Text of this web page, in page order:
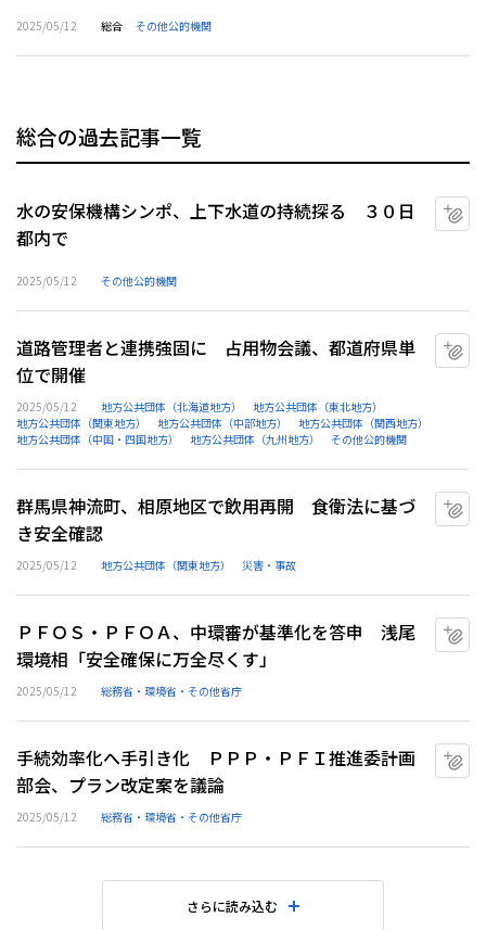
2025/05/12 総合 その他公的機関
総合の過去記事一覧
水の安保機構シンポ、上下水道の持続探る ３０日
都内で
2025/05/12 その他公的機関
道路管理者と連携強固に 占用物会議、都道府県単
位で開催
2025/05/12 地方公共団体（北海道地方）
地方公共団体（東北地方）
地方公共団体（関東地方）
地方公共団体（中部地方）
地方公共団体（関西地方）
地方公共団体（中国・四国地方）
地方公共団体（九州地方） その他公的機関
群馬県神流町、相原地区で飲用再開 食衛法に基づ
き安全確認
2025/05/12 地方公共団体（関東地方） 災害・事故
ＰＦＯＳ・ＰＦＯＡ、中環審が基準化を答申 浅尾
環境相「安全確保に万全尽くす」
2025/05/12 総務省・環境省・その他省庁
手続効率化へ手引き化 ＰＰＰ・ＰＦＩ推進委計画
部会、プラン改定案を議論
2025/05/12 総務省・環境省・その他省庁
さらに読み込む